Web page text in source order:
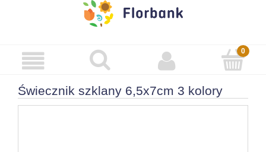
Świecznik szklany 6,5x7cm 3 kolory